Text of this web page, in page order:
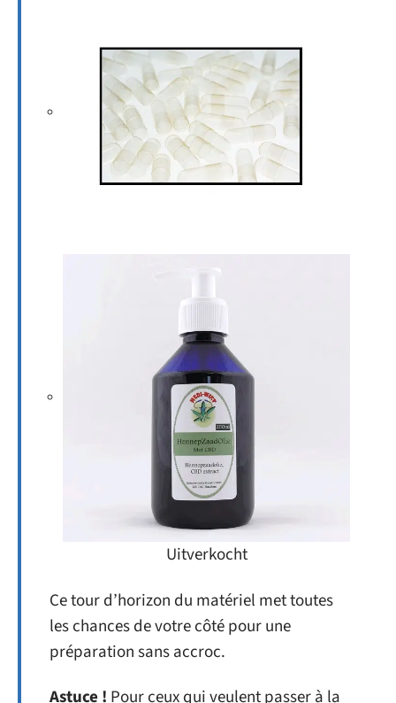
Uitverkocht
Ce tour d’horizon du matériel met toutes
les chances de votre côté pour une
préparation sans accroc.
Astuce ! Pour ceux qui veulent passer à la